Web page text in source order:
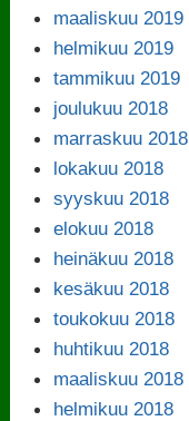
maaliskuu 2019
helmikuu 2019
tammikuu 2019
joulukuu 2018
marraskuu 2018
lokakuu 2018
syyskuu 2018
elokuu 2018
heinäkuu 2018
kesäkuu 2018
toukokuu 2018
huhtikuu 2018
maaliskuu 2018
helmikuu 2018